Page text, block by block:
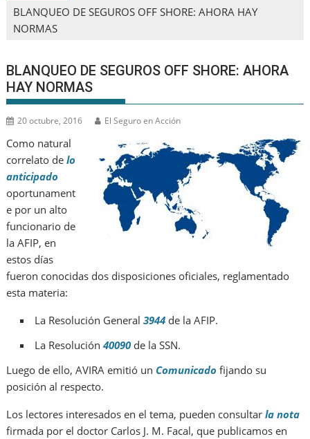
BLANQUEO DE SEGUROS OFF SHORE: AHORA HAY
NORMAS
BLANQUEO DE SEGUROS OFF SHORE: AHORA
HAY NORMAS
20 octubre, 2016 El Seguro en Acción
Como natural
correlato delo
anticipado
oportunament
e por un alto
funcionario de
la AFIP, en
estos días
fueron conocidas dos disposiciones oficiales, reglamentado
esta materia:
La Resolución General3944 de la AFIP.
La Resolución40090 de la SSN.
Luego de ello, AVIRA emitió un Comunicado fijando su
posición al respecto.
Los lectores interesados en el tema, pueden consultarla nota
firmada por el doctor Carlos J. M. Facal, que publicamos en